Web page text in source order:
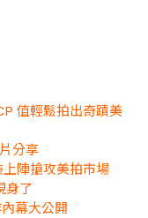
值輕鬆拍出奇蹟美
分享
陣搶攻美拍市場
身了
幕大公開